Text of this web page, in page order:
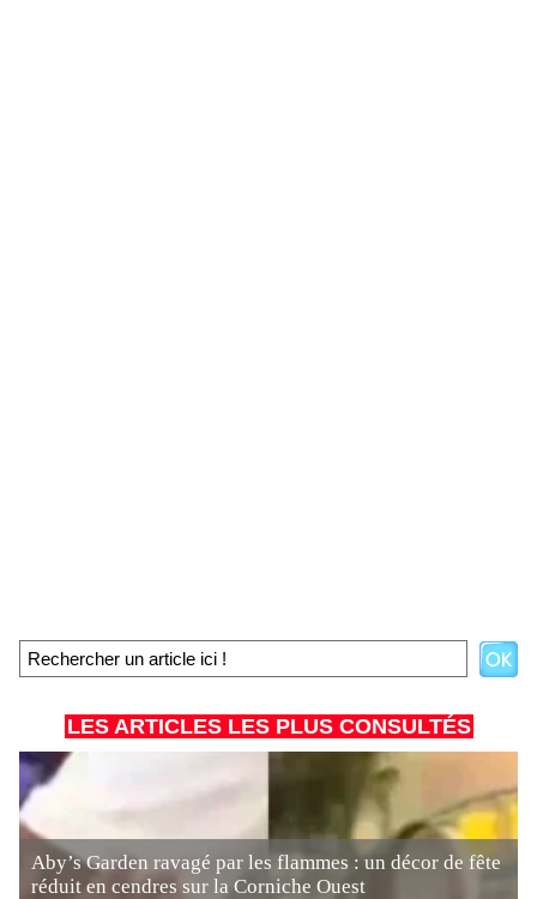
LES ARTICLES LES PLUS CONSULTÉS
Aby’s Garden ravagé par les flammes : un décor de fête
réduit en cendres sur la Corniche Ouest